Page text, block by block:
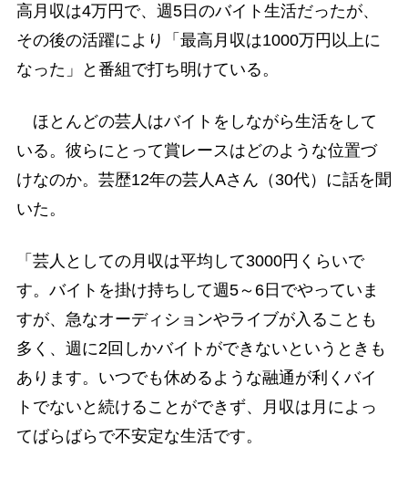
高月収は4万円で、週5日のバイト生活だったが、
その後の活躍により「最高月収は1000万円以上に
なった」と番組で打ち明けている。
ほとんどの芸人はバイトをしながら生活をして
いる。彼らにとって賞レースはどのような位置づ
けなのか。芸歴12年の芸人Aさん（30代）に話を聞
いた。
「芸人としての月収は平均して3000円くらいで
す。バイトを掛け持ちして週5～6日でやっていま
すが、急なオーディションやライブが入ることも
多く、週に2回しかバイトができないというときも
あります。いつでも休めるような融通が利くバイ
トでないと続けることができず、月収は月によっ
てばらばらで不安定な生活です。